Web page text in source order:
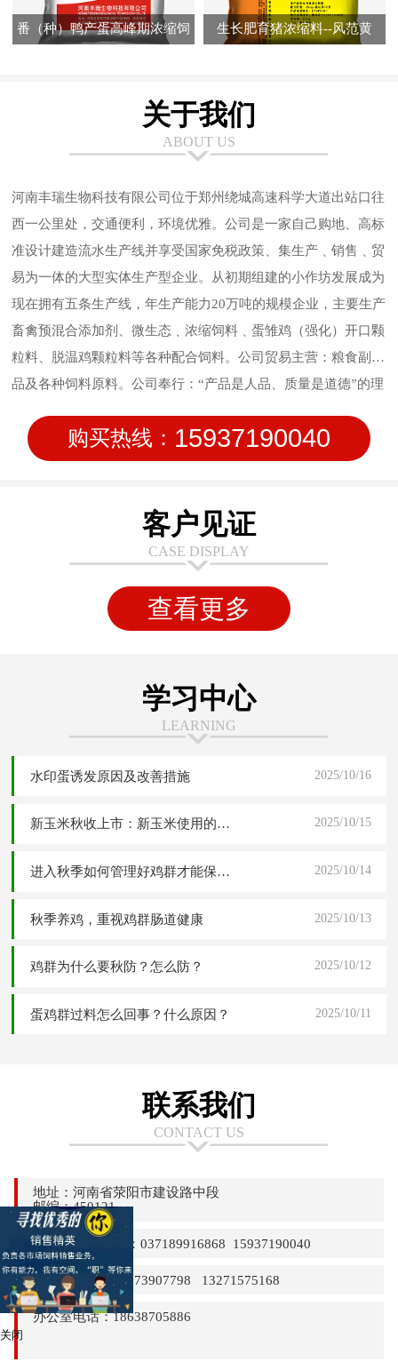
番（种）鸭产蛋高峰期浓缩饲 生长肥育猪浓缩料--风范黄
关于我们
ABOUT US
河南丰瑞生物科技有限公司位于郑州绕城高速科学大道出站口往
西一公里处，交通便利，环境优雅。公司是一家自己购地、高标
准设计建造流水生产线并享受国家免税政策、集生产﹑销售﹑贸
易为一体的大型实体生产型企业。从初期组建的小作坊发展成为
现在拥有五条生产线，年生产能力20万吨的规模企业，主要生产
畜禽预混合添加剂、微生态﹑浓缩饲料﹑蛋雏鸡（强化）开口颗
粒料、脱温鸡颗粒料等各种配合饲料。公司贸易主营：粮食副产
品及各种饲料原料。公司奉行：“产品是人品、质量是道德”的理
饲料品质管理；公司在研发方面持续投入，在新技术方面不断创
新，让使用产品的客户满意。安全、稳定、高质量的产品输出是
购买热线： 15937190040
客户见证
CASE DISPLAY
查看更多
学习中心
LEARNING
水印蛋诱发原因及改善措施 2025/10/16
新玉米秋收上市：新玉米使用的四大危害分析与五大解决应对方案 2025/10/15
进入秋季如何管理好鸡群才能保障高产稳产 2025/10/14
秋季养鸡，重视鸡群肠道健康 2025/10/13
鸡群为什么要秋防？怎么防？ 2025/10/12
蛋鸡群过料怎么回事？什么原因？ 2025/10/11
联系我们
CONTACT US
地址：河南省荥阳市建设路中段
邮编：450121
24小时热线电话：037189916868 15937190040
销售部电话：13373907798 13271575168
办公室电话：18638705886
关闭